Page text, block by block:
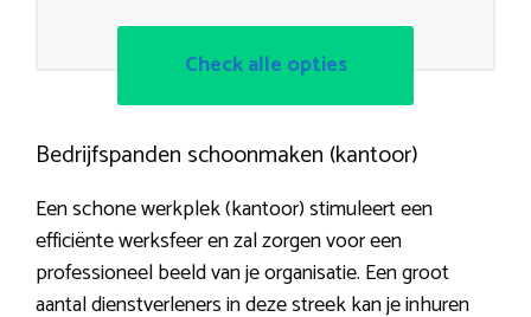
Check alle opties
Bedrijfspanden schoonmaken (kantoor)
Een schone werkplek (kantoor) stimuleert een
efficiënte werksfeer en zal zorgen voor een
professioneel beeld van je organisatie. Een groot
aantal dienstverleners in deze streek kan je inhuren